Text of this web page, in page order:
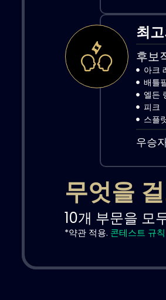
최
후보
아크
배틀
엘든
피크
스플
우승
무엇을
10개 부문을 모
*약관 적용. 콘테스트 규